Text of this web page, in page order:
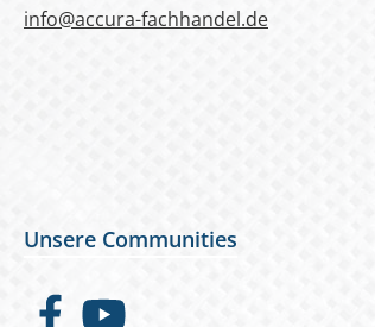
info@accura-fachhandel.de
Unsere Communities
FacebookYouTube